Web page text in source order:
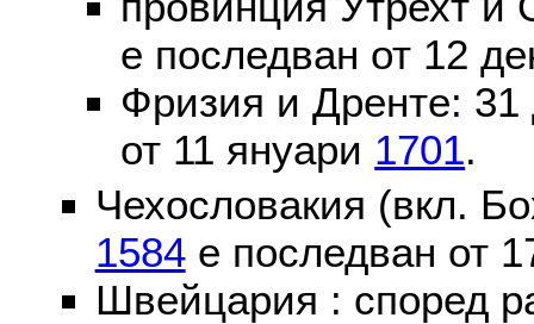
е последван от 12
Фризия и Дренте:
от 11 януари 1701.
Чехословакия (вкл.
1584е последван от
Швейцария : според